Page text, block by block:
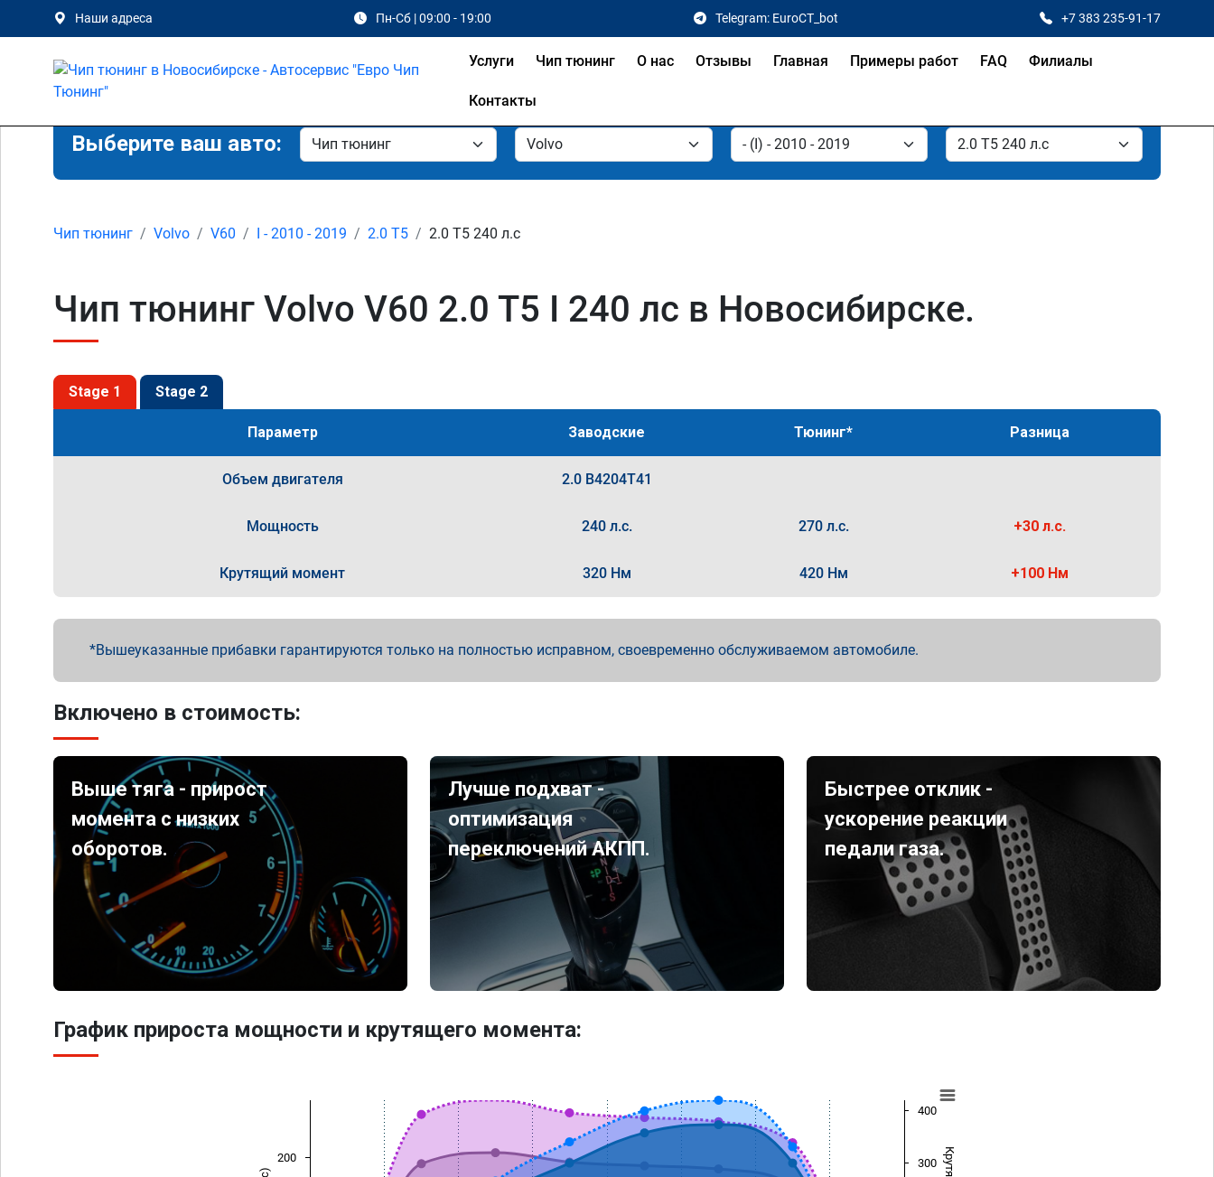
Наши адреса Пн-Сб | 09:00 - 19:00 Telegram: EuroCT_bot +7 383 235-91-17
Услуги Чип тюнинг О нас Отзывы Главная Примеры работ FAQ Филиалы
Контакты
Выберите ваш авто:
Чип тюнинг Volvo V60 I - 2010 - 2019 2.0 T5 2.0 T5 240 л.с
Чип тюнинг Volvo V60 2.0 T5 I 240 лс в Новосибирске.
Stage 1 Stage 2
Параметр Заводские Тюнинг* Разница
Объем двигателя 2.0 B4204T41
Мощность 240 л.с. 270 л.с. +30 л.с.
Крутящий момент 320 Нм 420 Нм +100 Нм
Вышеуказанные прибавки гарантируются только на полностью исправном, своевременно обслуживаемом автомобиле.
Включено в стоимость:
Выше тяга - прирост
момента с низких
оборотов.
Лучше подхват -
оптимизация
переключений АКПП.
Быстрее отклик -
ускорение реакции
педали газа.
График прироста мощности и крутящего момента:
200 300
400